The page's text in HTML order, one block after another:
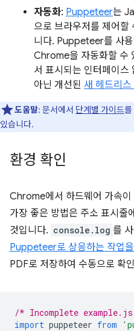
자동화: Puppeteer는
으로 브라우저를 제어할
니다. Puppeteer를 사
Chrome을 자동화할 수
서 표시되는 인터페이스
아닌 개선된 새 헤드리스
도움말: 문서에서 단계별 가이드를
있습니다.
환경 확인
Chrome에서 하드웨어 가속
가장 좋은 방법은 주소 표시줄에
것입니다. console.log 를
Puppeteer로 상응하는 작업
PDF로 저장하여 수동으로 확
/* Incomplete
import puppeteer from